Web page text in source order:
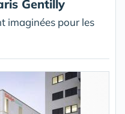
Gentilly
imaginées pour les